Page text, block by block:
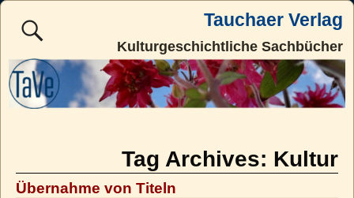
Tauchaer Verlag
Kulturgeschichtliche Sachbücher
Tag Archives: Kultur
Übernahme von Titeln